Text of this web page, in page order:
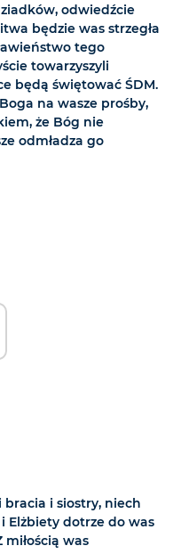
odwiedźcie
będzie was strzegła
tego
towarzyszyli
będą świętować ŚDM.
na wasze prośby,
że Bóg nie
odmładza go
i siostry, niech
Elżbiety dotrze do was
miłością was